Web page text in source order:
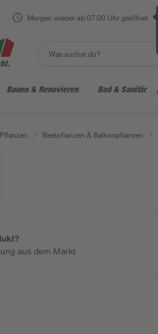
Morgen wieder ab 07:00 Uhr geöffnet
Bauen & Renovieren Bad & Sanitär
Pflanzen / Beetpflanzen & Balkonpflanzen /
aus dem Markt